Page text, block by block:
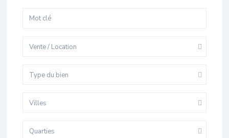
Vente / Location
Type du bien
Villes
Quarties